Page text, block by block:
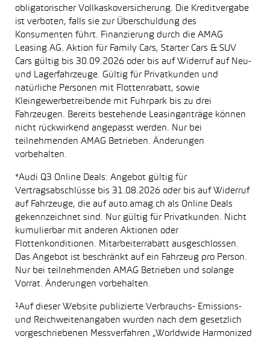
obligatorischer Vollkaskoversicherung. Die Kreditvergabe
ist verboten, falls sie zur Überschuldung des
Konsumenten führt. Finanzierung durch die AMAG
Leasing AG. Aktion für Family Cars, Starter Cars & SUV
Cars gültig bis 30.09.2026 oder bis auf Widerruf auf Neu-
und Lagerfahrzeuge. Gültig für Privatkunden und
natürliche Personen mit Flottenrabatt, sowie
Kleingewerbetreibende mit Fuhrpark bis zu drei
Fahrzeugen. Bereits bestehende Leasinganträge können
nicht rückwirkend angepasst werden. Nur bei
teilnehmenden AMAG Betrieben. Änderungen
vorbehalten.
*Audi Q3 Online Deals: Angebot gültig für
Vertragsabschlüsse bis 31.08.2026 oder bis auf Widerruf
auf Fahrzeuge, die auf auto.amag.ch als Online Deals
gekennzeichnet sind. Nur gültig für Privatkunden. Nicht
kumulierbar mit anderen Aktionen oder
Flottenkonditionen. Mitarbeiterrabatt ausgeschlossen.
Das Angebot ist beschränkt auf ein Fahrzeug pro Person.
Nur bei teilnehmenden AMAG Betrieben und solange
Vorrat. Änderungen vorbehalten.
¹Auf dieser Website publizierte Verbrauchs- Emissions-
und Reichweitenangaben wurden nach dem gesetzlich
vorgeschriebenen Messverfahren „Worldwide Harmonized